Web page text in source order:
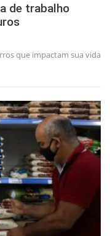
de trabalho
que impactam sua vida